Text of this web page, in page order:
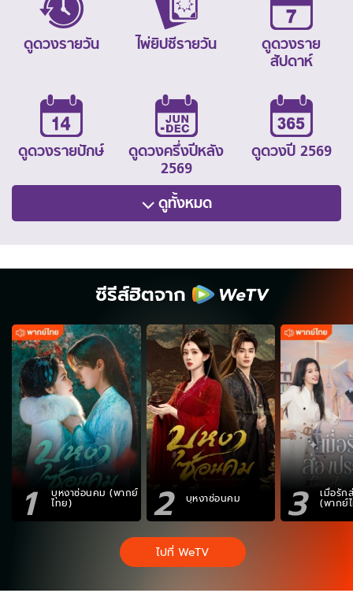
ดูดวงรายวัน ไพ่ยิปซีรายวัน
ดูดวงราย
สัปดาห์
ดูดวงรายปักษ์
ดูดวงครึ่งปีหลัง
2569
ดูดวงปี 2569
ดูทั้งหมด
ซีรีส์ฮิตจาก
1 บุหงาซ่อนคม (พากย์
ไทย) 2 บุหงาซ่อนคม 3 เมื่อรัก
(พากย์
ไปที่ WeTV